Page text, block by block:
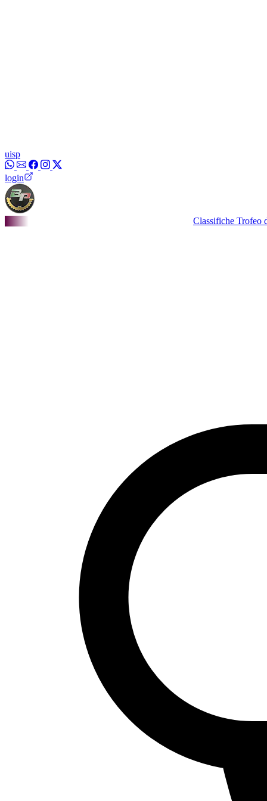
uisp
login
Classifiche Trofeo dei